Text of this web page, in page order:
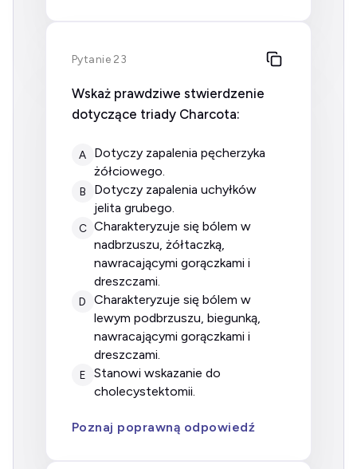
Pytanie 23
Wskaż prawdziwe stwierdzenie
dotyczące triady Charcota:
A
dotyczy zapalenia pęcherzyka
żółciowego.
B
dotyczy zapalenia uchyłków
jelita grubego.
C charakteryzuje się bólem w
nadbrzuszu, żółtaczką,
nawracającymi gorączkami i
dreszczami.
D
charakteryzuje się bólem w
lewym podbrzuszu, biegunką,
nawracającymi gorączkami i
dreszczami.
E
stanowi wskazanie do
cholecystektomii.
Poznaj poprawną odpowiedź